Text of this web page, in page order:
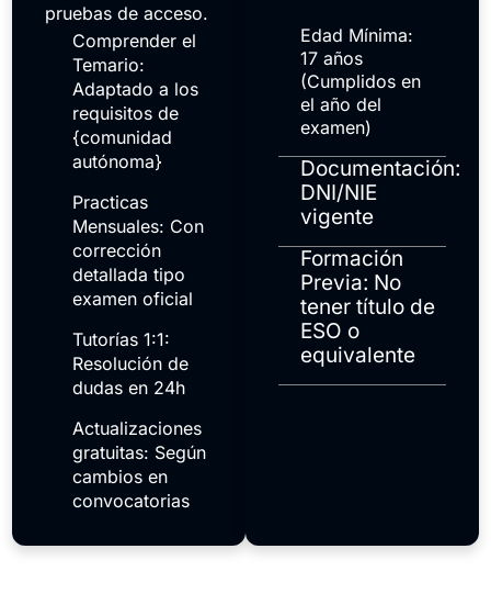
pruebas de acceso.
Comprender el
Temario:
Adaptado a los
requisitos de
{comunidad
autónoma}
Practicas
Mensuales: Con
corrección
detallada tipo
examen oficial
Tutorías 1:1:
Resolución de
dudas en 24h
Actualizaciones
gratuitas: Según
cambios en
convocatorias
Edad Mínima:
17 años
(Cumplidos en
el año del
examen)
Documentación:
DNI/NIE
vigente
Formación
Previa: No
tener título de
ESO o
equivalente